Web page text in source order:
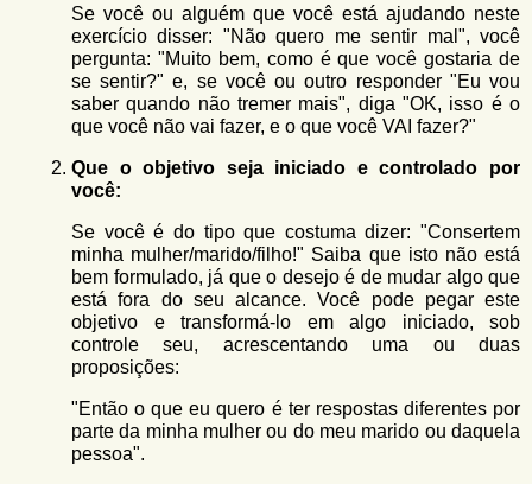
Se você ou alguém que você está ajudando neste
exercício disser: "Não quero me sentir mal", você
pergunta: "Muito bem, como é que você gostaria de
se sentir?" e, se você ou outro responder "Eu vou
saber quando não tremer mais", diga "OK, isso é o
que você não vai fazer, e o que você VAI fazer?"
Que o objetivo seja iniciado e controlado por
você:
Se você é do tipo que costuma dizer: "Consertem
minha mulher/marido/filho!" Saiba que isto não está
bem formulado, já que o desejo é de mudar algo que
está fora do seu alcance. Você pode pegar este
objetivo e transformá-lo em algo iniciado, sob
controle seu, acrescentando uma ou duas
proposições:
"Então o que eu quero é ter respostas diferentes por
parte da minha mulher ou do meu marido ou daquela
pessoa".